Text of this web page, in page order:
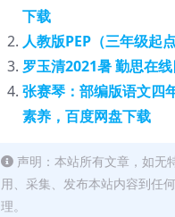
下载
人教版PEP（三年级起
罗玉清2021暑 勤思在
张赛琴：部编版语文四
素养，百度网盘下载
声明：本站所有文章，如无
用、采集、发布本站内容到任
理。